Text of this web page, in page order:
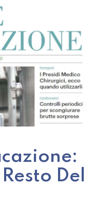
Del